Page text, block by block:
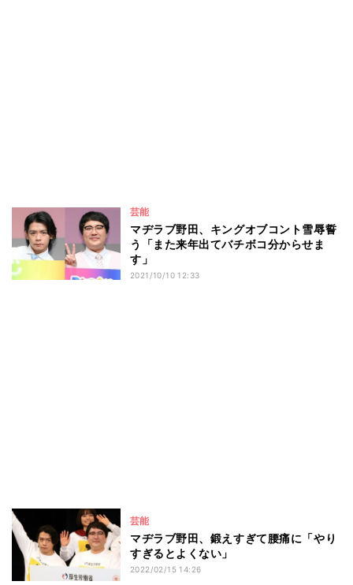
芸能
マヂラブ野田、キングオブコント雪辱誓
う「また来年出てバチボコ分からせま
す」
2021/10/10 12:33
芸能
マヂラブ野田、鍛えすぎて腰痛に「やり
すぎるとよくない」
2022/02/15 14:26